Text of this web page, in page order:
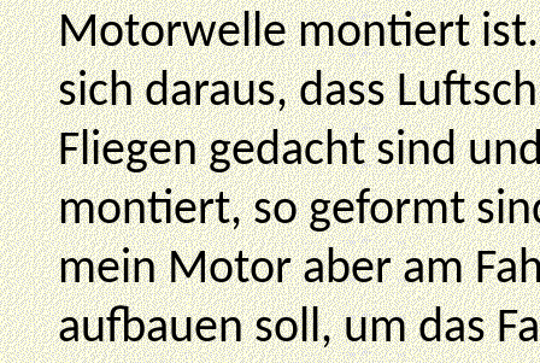
Motorwelle montiert
sich daraus, dass
Fliegen gedacht sind
montiert, so geformt
mein Motor aber am
aufbauen soll, um das